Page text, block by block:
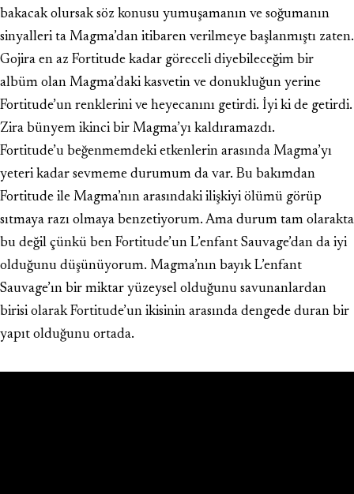
bakacak olursak söz konusu yumuşamanın ve soğumanın
sinyalleri ta Magma’dan itibaren verilmeye başlanmıştı zaten.
Gojira en az Fortitude kadar göreceli diyebileceğim bir
albüm olan Magma’daki kasvetin ve donukluğun yerine
Fortitude’un renklerini ve heyecanını getirdi. İyi ki de getirdi.
Zira bünyem ikinci bir Magma’yı kaldıramazdı.
Fortitude’u beğenmemdeki etkenlerin arasında Magma’yı
yeteri kadar sevmeme durumum da var. Bu bakımdan
Fortitude ile Magma’nın arasındaki ilişkiyi ölümü görüp
sıtmaya razı olmaya benzetiyorum. Ama durum tam olarakta
bu değil çünkü ben Fortitude’un L’enfant Sauvage’dan da iyi
olduğunu düşünüyorum. Magma’nın bayık L’enfant
Sauvage’ın bir miktar yüzeysel olduğunu savunanlardan
birisi olarak Fortitude’un ikisinin arasında dengede duran bir
yapıt olduğunu ortada.